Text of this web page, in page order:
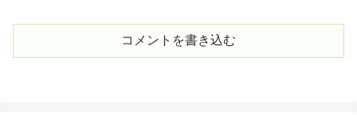
コメントを書き込む